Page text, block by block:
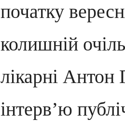
початку
колишній
лікарні
інтерв’ю